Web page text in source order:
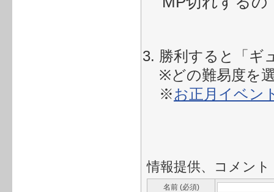
勝利すると「ギ
※どの難易度を
※お正月イベン
情報提供、コメント
名前 (必須)